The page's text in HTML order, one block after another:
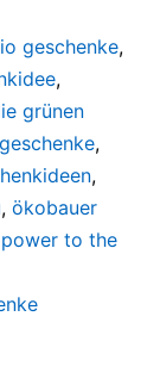
geschenke,
,
grünen
,
,
, ökobauer
power to the